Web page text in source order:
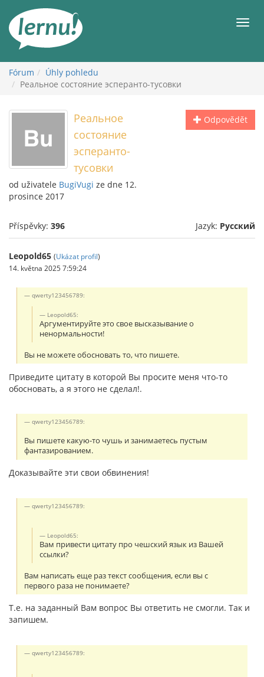
obsahu
Fórum
Úhly pohledu
Реальное состояние эсперанто-тусовки
Odpovědět
Реальное
состояние
эсперанто-
тусовки
od uživatele BugiVugi ze dne 12.
prosince 2017
Příspěvky: 396 Jazyk: Русский
Leopold65 (Ukázat profil)
14. května 2025 7:59:24
qwerty123456789:
Leopold65:
Аргументируйте это свое высказывание о
ненормальности!
Вы не можете обосновать то, что пишете.
Приведите цитату в которой Вы просите меня что-то
обосновать, а я этого не сделал!.
qwerty123456789:
Вы пишете какую-то чушь и занимаетесь пустым
фантазированием.
Доказывайте эти свои обвинения!
qwerty123456789:
Leopold65:
Вам привести цитату про чешский язык из Вашей
ссылки?
Вам написать еще раз текст сообщения, если вы с
первого раза не понимаете?
Т.е. на заданный Вам вопрос Вы ответить не смогли. Так и
запишем.
qwerty123456789: